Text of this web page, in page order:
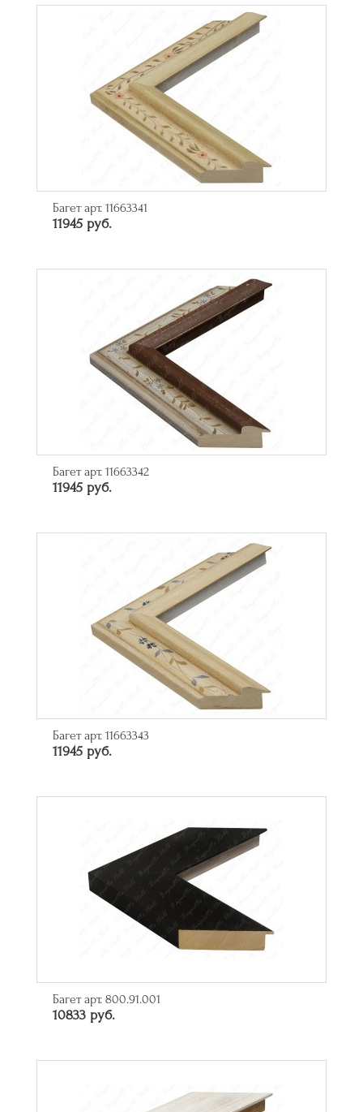
Багет арт. 11663341
11945 руб.
Багет арт. 11663342
11945 руб.
Багет арт. 11663343
11945 руб.
Багет арт. 800.91.001
10833 руб.